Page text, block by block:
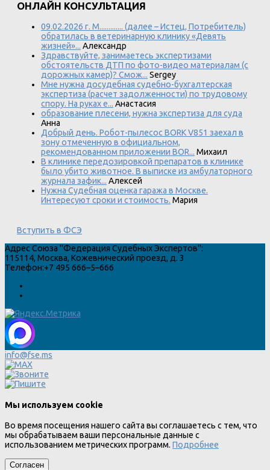
ОНЛАЙН КОНСУЛЬТАЦИЯ
09.02.2026 г. М............. (далее – Истец, Потребитель)
обратилась в ветеринарную клинику «Девять
жизней»... Александр
Здравствуйте, занимаетесь экспертизами
обстоятельств ДТП по фото-видео материалам (с
дорожных камер)? Смож... Sergey
Мне нужна досудебная судебно-бухгалтерская
экспертиза (расчет задолженности) по трудовому
спору. На руках е... Анастасия
образование плесени, нужна экспертиза для суда
Анна
Добрый день. Робот-пылесос BORK V851 заехал в
зону отмеченную в официальном,
рекомендованном приложении BOR... Михаил
В клинике передозировкой препаратов в клинике
было убито животное. В выписке из амбулаторного
журнала зафик... Алексей
Нужна Судебная оценка гаража в Москве.
Интересуют сроки и стоимость. Мария
Вступить в ФСЭ
Адрес Союза "Федерация Судебных Экспертов":
115114, Москва, Кожевнический проезд, д. 3
Телефон:+7 495 666–5–666
info@fse.ms
Мы используем cookie
Во время посещения нашего сайта вы соглашаетесь с тем, что
мы обрабатываем ваши персональные данные с
использованием метрических программ. Подробнее
Согласен